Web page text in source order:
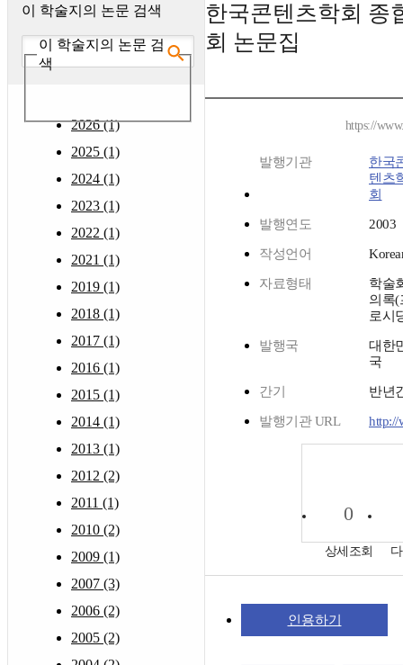
이 학술지의 논문 검색
이 학술지의 논문 검
색
2026 (1)
2025 (1)
2024 (1)
2023 (1)
2022 (1)
2021 (1)
2019 (1)
2018 (1)
2017 (1)
2016 (1)
2015 (1)
2014 (1)
2013 (1)
2012 (2)
2011 (1)
2010 (2)
2009 (1)
2007 (3)
2006 (2)
2005 (2)
한국콘텐츠학회 종
회 논문집
https://
발행기관
한국
텐츠
회
발행연도 2003
작성언어
자료형태
학술
의록(
로시
발행국
대한
국
간기 반년
발행기관 URL http://
0
상세조회
인용하기